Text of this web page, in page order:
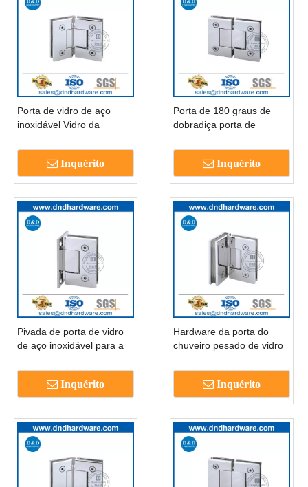
Porta de vidro de aço
inoxidável Vidro da
vidro da porta do chuveiro
Hinges-DDGH003
Inquérito
Porta de 180 graus de
dobradiça porta de
dobradiças para banheiro-
ddgh004 Inquérito
Pivada de porta de vidro
de aço inoxidável para a
DDGH001
Inquérito
Hardware da porta do
chuveiro pesado de vidro
chuveiro sem moldura-
ddgh002 Inquérito